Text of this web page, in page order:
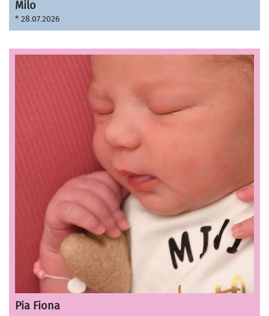
Milo
* 28.07.2026
Pia Fiona